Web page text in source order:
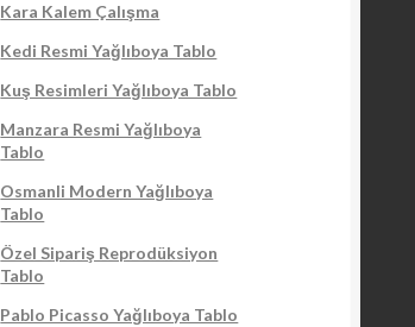
Kara Kalem Çalışma
Kedi Resmi Yağlıboya Tablo
Kuş Resimleri Yağlıboya Tablo
Manzara Resmi Yağlıboya
Tablo
Osmanli Modern Yağlıboya
Tablo
Özel Sipariş Reprodüksiyon
Tablo
Pablo Picasso Yağlıboya Tablo